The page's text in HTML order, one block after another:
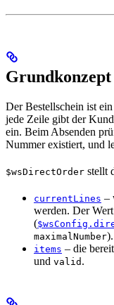
Grundkonzept
Der Bestellschein ist
jede Zeile gibt der
ein. Beim Absenden
Nummer existiert, und
$wsDirectOrder stellt
currentLines –
werden. Der
(
maximalNumber).
items – die
und valid .